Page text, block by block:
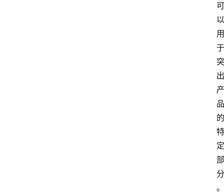
可
以
用
于
突
出
产
品
的
特
定
部
分
。